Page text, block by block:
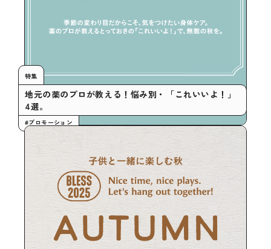
特集
地元の薬のプロが教える！悩み別・「これいいよ！」
4選。
#プロモーション